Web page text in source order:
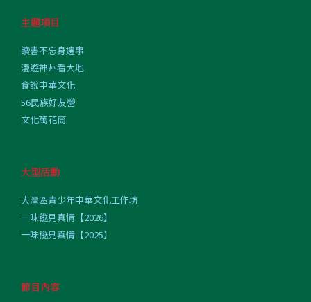
主題項目
讀書不忘身邊事
漫遊神州看大地
食說中華文化
56民族好友營
文化萬花筒
大型活動
大灣區青少年中華文化工作坊
一味餸見真情【2026】
一味餸見真情【2025】
節目內容